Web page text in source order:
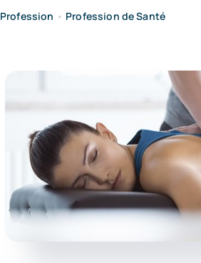
Profession • Profession de Santé